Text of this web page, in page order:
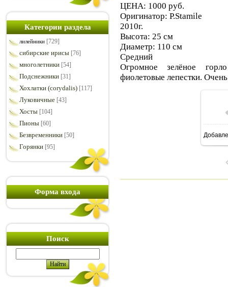
Категории раздела
лилейники [729]
сибирские ирисы [76]
многолетники [54]
Подснежники [31]
Хохлатки (corydalis) [117]
Луковичные [43]
Хосты [104]
Пионы [60]
Безвременники [50]
Горянки [95]
Форма входа
Поиск
ЦЕНА: 1000 руб.
Оригинатор: P.Stamile
2010г.
Высота: 25 см
Диаметр: 110 см
Средний
Огромное зелёное
фиолетовые лепестки.